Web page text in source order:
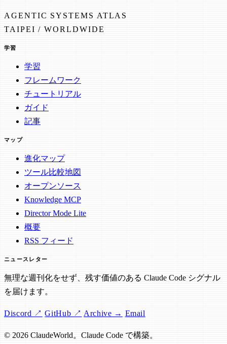
AGENTIC SYSTEMS ATLAS
TAIPEI / WORLDWIDE
学習
学習
フレームワーク
チュートリアル
ガイド
記事
マップ
進化マップ
ツール比較地図
オープンソース
Knowledge MCP
Director Mode Lite
概要
RSS フィード
ニュースレター
無理な週刊化をせず、残す価値のある Claude Code シグナル
を届けます。
Discord ↗ GitHub ↗ Archive → Email
© 2026 ClaudeWorld。Claude Code で構築。